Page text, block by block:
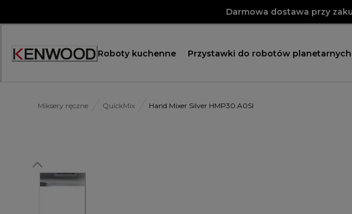
Darmowa dostawa przy
Roboty kuchenne Przystawki do robotów planetarnych
Miksery ręczne QuickMix Hand Mixer Silver HMP30.A0SI